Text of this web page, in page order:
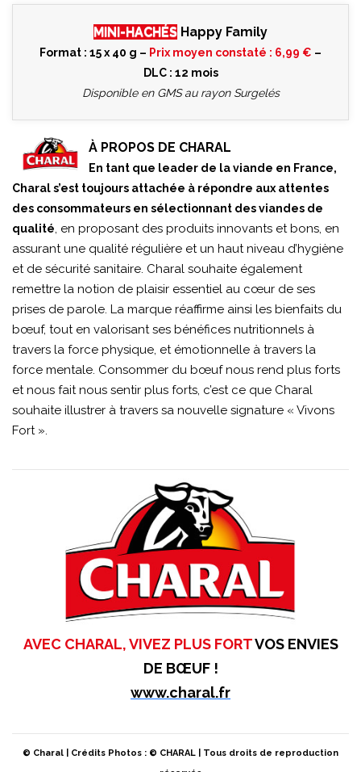
MINI-HACHÉS Happy Family
Format : 15 x 40 g – Prix moyen constaté : 6,99 € –
DLC : 12 mois
Disponible en GMS au rayon Surgelés
À PROPOS DE CHARAL
En tant que leader de la viande en France,
Charal s’est toujours attachée à répondre aux attentes
des consommateurs en sélectionnant des viandes de
qualité, en proposant des produits innovants et bons, en
assurant une qualité régulière et un haut niveau d’hygiène
et de sécurité sanitaire. Charal souhaite également
remettre la notion de plaisir essentiel au cœur de ses
prises de parole. La marque réaffirme ainsi les bienfaits du
bœuf, tout en valorisant ses bénéfices nutritionnels à
travers la force physique, et émotionnelle à travers la
force mentale. Consommer du bœuf nous rend plus forts
et nous fait nous sentir plus forts, c’est ce que Charal
souhaite illustrer à travers sa nouvelle signature « Vivons
Fort ».
AVEC CHARAL, VIVEZ PLUS FORTVOS ENVIES
DE BŒUF !
www.charal.fr
© Charal | Crédits Photos : © CHARAL | Tous droits de reproduction